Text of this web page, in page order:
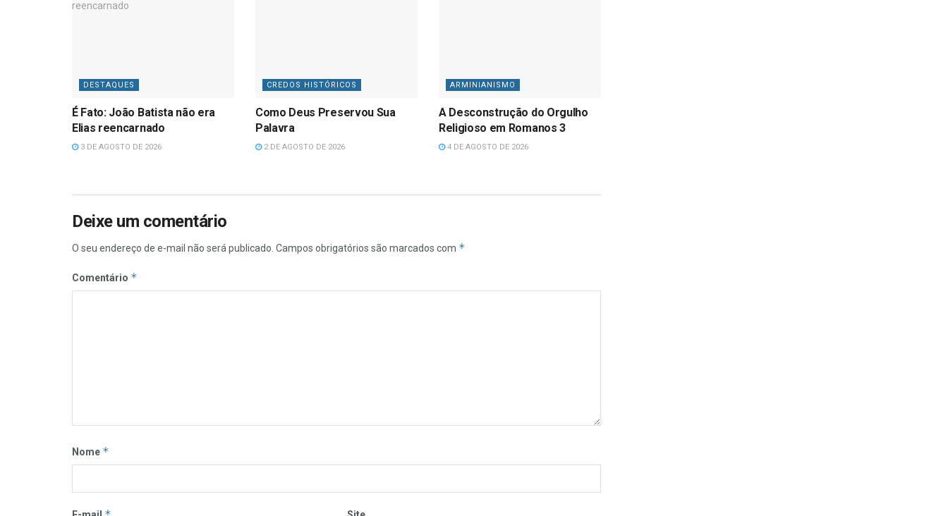
DESTAQUES
É Fato: João Batista não era
Elias reencarnado
3 DE AGOSTO DE 2026
CREDOS HISTÓRICOS
Como Deus Preservou Sua
Palavra
2 DE AGOSTO DE 2026
ARMINIANISMO
A Desconstrução do Orgulho
Religioso em Romanos 3
4 DE AGOSTO DE 2026
Deixe um comentário
O seu endereço de e-mail não será publicado. Campos obrigatórios são marcados com *
Comentário *
Nome *